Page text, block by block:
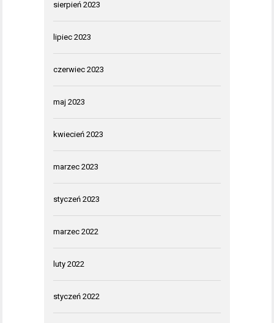
sierpień 2023
lipiec 2023
czerwiec 2023
maj 2023
kwiecień 2023
marzec 2023
styczeń 2023
marzec 2022
luty 2022
styczeń 2022